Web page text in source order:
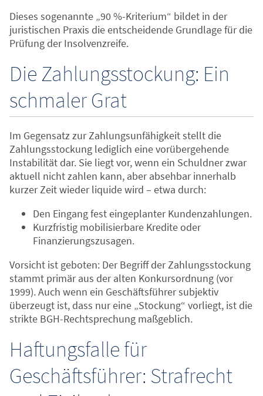
Dieses sogenannte „90 %-Kriterium“ bildet in der
juristischen Praxis die entscheidende Grundlage für die
Prüfung der Insolvenzreife.
Die Zahlungsstockung: Ein
schmaler Grat
Im Gegensatz zur Zahlungsunfähigkeit stellt die
Zahlungsstockung lediglich eine vorübergehende
Instabilität dar. Sie liegt vor, wenn ein Schuldner zwar
aktuell nicht zahlen kann, aber absehbar innerhalb
kurzer Zeit wieder liquide wird – etwa durch:
Den Eingang fest eingeplanter Kundenzahlungen.
Kurzfristig mobilisierbare Kredite oder
Finanzierungszusagen.
Vorsicht ist geboten: Der Begriff der Zahlungsstockung
stammt primär aus der alten Konkursordnung (vor
1999). Auch wenn ein Geschäftsführer subjektiv
überzeugt ist, dass nur eine „Stockung“ vorliegt, ist die
strikte BGH-Rechtsprechung maßgeblich.
Haftungsfalle für
Geschäftsführer: Strafrecht